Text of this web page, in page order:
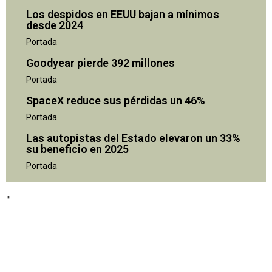
Los despidos en EEUU bajan a mínimos
desde 2024
Portada
Goodyear pierde 392 millones
Portada
SpaceX reduce sus pérdidas un 46%
Portada
Las autopistas del Estado elevaron un 33%
su beneficio en 2025
Portada
"